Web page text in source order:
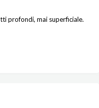
profondi, mai superficiale.